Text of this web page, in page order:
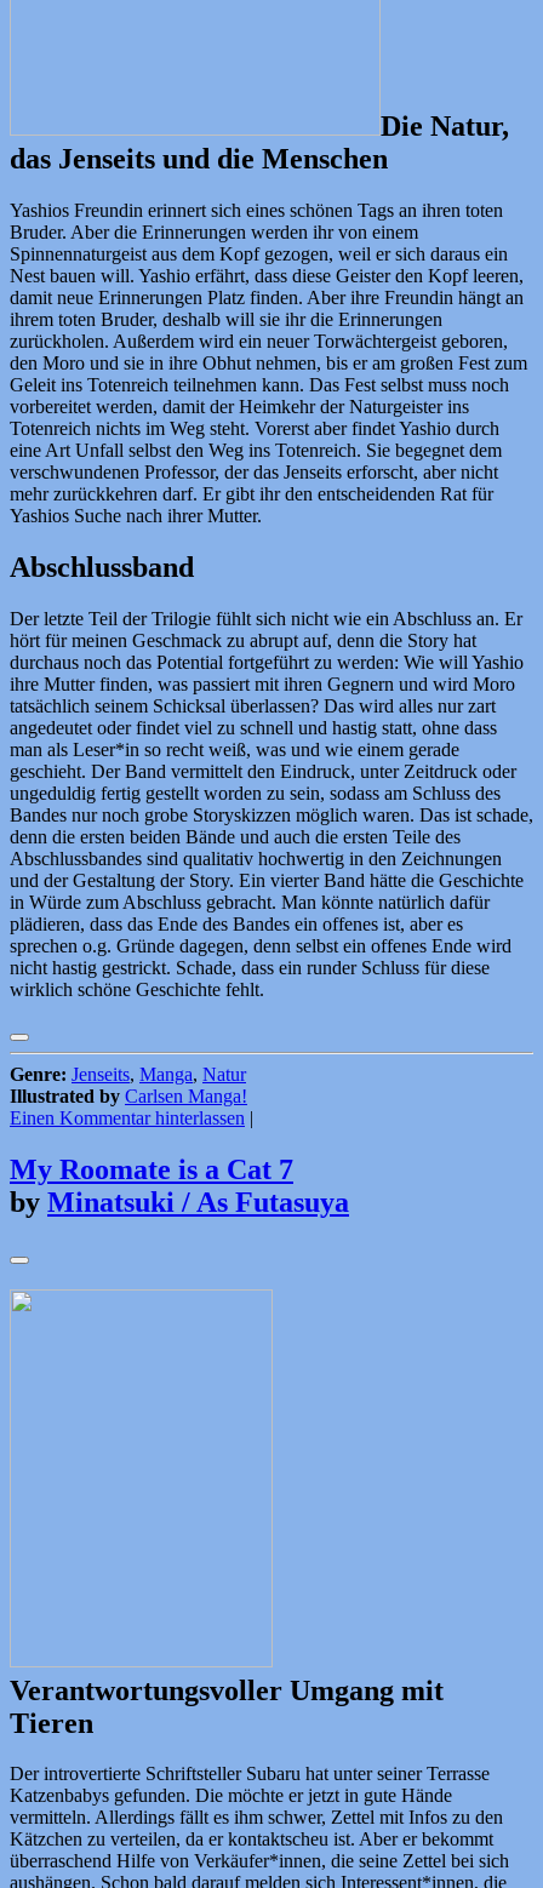
Die Natur,
das Jenseits und die Menschen
Yashios Freundin erinnert sich eines schönen Tags an ihren toten
Bruder. Aber die Erinnerungen werden ihr von einem
Spinnennaturgeist aus dem Kopf gezogen, weil er sich daraus ein
Nest bauen will. Yashio erfährt, dass diese Geister den Kopf leeren,
damit neue Erinnerungen Platz finden. Aber ihre Freundin hängt an
ihrem toten Bruder, deshalb will sie ihr die Erinnerungen
zurückholen. Außerdem wird ein neuer Torwächtergeist geboren,
den Moro und sie in ihre Obhut nehmen, bis er am großen Fest zum
Geleit ins Totenreich teilnehmen kann. Das Fest selbst muss noch
vorbereitet werden, damit der Heimkehr der Naturgeister ins
Totenreich nichts im Weg steht. Vorerst aber findet Yashio durch
eine Art Unfall selbst den Weg ins Totenreich. Sie begegnet dem
verschwundenen Professor, der das Jenseits erforscht, aber nicht
mehr zurückkehren darf. Er gibt ihr den entscheidenden Rat für
Yashios Suche nach ihrer Mutter.
Abschlussband
Der letzte Teil der Trilogie fühlt sich nicht wie ein Abschluss an. Er
hört für meinen Geschmack zu abrupt auf, denn die Story hat
durchaus noch das Potential fortgeführt zu werden: Wie will Yashio
ihre Mutter finden, was passiert mit ihren Gegnern und wird Moro
tatsächlich seinem Schicksal überlassen? Das wird alles nur zart
angedeutet oder findet viel zu schnell und hastig statt, ohne dass
man als Leser*in so recht weiß, was und wie einem gerade
geschieht. Der Band vermittelt den Eindruck, unter Zeitdruck oder
ungeduldig fertig gestellt worden zu sein, sodass am Schluss des
Bandes nur noch grobe Storyskizzen möglich waren. Das ist schade,
denn die ersten beiden Bände und auch die ersten Teile des
Abschlussbandes sind qualitativ hochwertig in den Zeichnungen
und der Gestaltung der Story. Ein vierter Band hätte die Geschichte
in Würde zum Abschluss gebracht. Man könnte natürlich dafür
plädieren, dass das Ende des Bandes ein offenes ist, aber es
sprechen o.g. Gründe dagegen, denn selbst ein offenes Ende wird
nicht hastig gestrickt. Schade, dass ein runder Schluss für diese
wirklich schöne Geschichte fehlt.
Genre: Jenseits, Manga, Natur
Illustrated by Carlsen Manga!
Einen Kommentar hinterlassen |
My Roomate is a Cat 7
by Minatsuki / As Futasuya
Verantwortungsvoller Umgang mit
Tieren
Der introvertierte Schriftsteller Subaru hat unter seiner Terrasse
Katzenbabys gefunden. Die möchte er jetzt in gute Hände
vermitteln. Allerdings fällt es ihm schwer, Zettel mit Infos zu den
Kätzchen zu verteilen, da er kontaktscheu ist. Aber er bekommt
überraschend Hilfe von Verkäufer*innen, die seine Zettel bei sich
aushängen. Schon bald darauf melden sich Interessent*innen, die